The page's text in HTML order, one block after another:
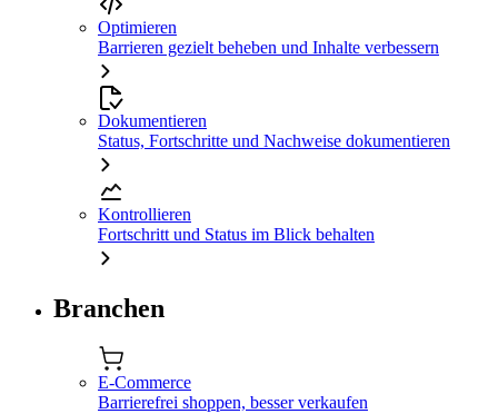
Optimieren
Barrieren gezielt beheben und Inhalte verbessern
Dokumentieren
Status, Fortschritte und Nachweise dokumentieren
Kontrollieren
Fortschritt und Status im Blick behalten
Branchen
E-Commerce
Barrierefrei shoppen, besser verkaufen